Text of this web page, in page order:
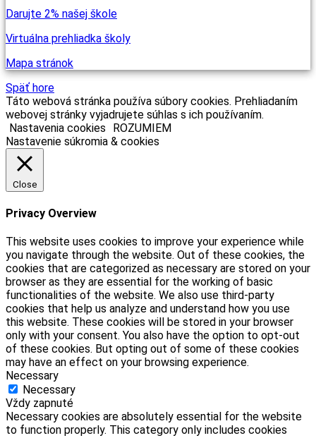
Darujte 2% našej škole
Virtuálna prehliadka školy
Mapa stránok
Späť hore
Táto webová stránka používa súbory cookies. Prehliadaním
webovej stránky vyjadrujete súhlas s ich používaním.
Nastavenia cookies
ROZUMIEM
Nastavenie súkromia & cookies
Close
Privacy Overview
This website uses cookies to improve your experience while
you navigate through the website. Out of these cookies, the
cookies that are categorized as necessary are stored on your
browser as they are essential for the working of basic
functionalities of the website. We also use third-party
cookies that help us analyze and understand how you use
this website. These cookies will be stored in your browser
only with your consent. You also have the option to opt-out
of these cookies. But opting out of some of these cookies
may have an effect on your browsing experience.
Necessary
Necessary
Vždy zapnuté
Necessary cookies are absolutely essential for the website
to function properly. This category only includes cookies